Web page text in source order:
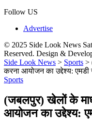
Follow US
Advertise
© 2025 Side Look News
Reserved. Design &
Side Look News > Sports >
करना आयोजन का उद्देश्य: एमडी
Sports
(जबलपुर) खेलों के
आयोजन का उद्देश्य: